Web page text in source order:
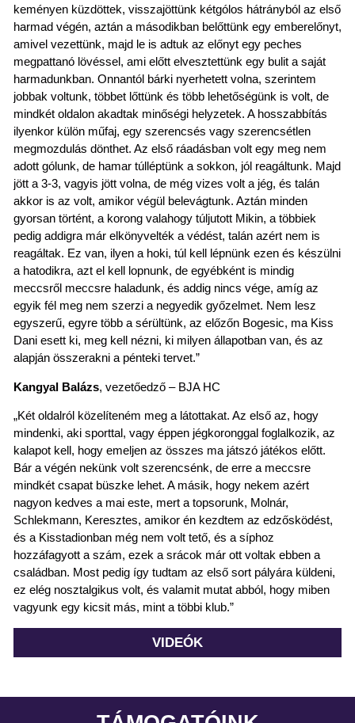
keményen küzdöttek, visszajöttünk kétgólos hátrányból az első
harmad végén, aztán a másodikban belőttünk egy emberelőnyt,
amivel vezettünk, majd le is adtuk az előnyt egy peches
megpattanó lövéssel, ami előtt elvesztettünk egy bulit a saját
harmadunkban. Onnantól bárki nyerhetett volna, szerintem
jobbak voltunk, többet lőttünk és több lehetőségünk is volt, de
mindkét oldalon akadtak minőségi helyzetek. A hosszabbítás
ilyenkor külön műfaj, egy szerencsés vagy szerencsétlen
megmozdulás dönthet. Az első ráadásban volt egy meg nem
adott gólunk, de hamar túlléptünk a sokkon, jól reagáltunk. Majd
jött a 3-3, vagyis jött volna, de még vizes volt a jég, és talán
akkor is az volt, amikor végül belevágtunk. Aztán minden
gyorsan történt, a korong valahogy túljutott Mikin, a többiek
pedig addigra már elkönyvelték a védést, talán azért nem is
reagáltak. Ez van, ilyen a hoki, túl kell lépnünk ezen és készülni
a hatodikra, azt el kell lopnunk, de egyébként is mindig
meccsről meccsre haladunk, és addig nincs vége, amíg az
egyik fél meg nem szerzi a negyedik győzelmet. Nem lesz
egyszerű, egyre több a sérültünk, az előzőn Bogesic, ma Kiss
Dani esett ki, meg kell nézni, ki milyen állapotban van, és az
alapján összerakni a pénteki tervet.”
Kangyal Balázs, vezetőedző – BJA HC
„Két oldalról közelíteném meg a látottakat. Az első az, hogy
mindenki, aki sporttal, vagy éppen jégkoronggal foglalkozik, az
kalapot kell, hogy emeljen az összes ma játszó játékos előtt.
Bár a végén nekünk volt szerencsénk, de erre a meccsre
mindkét csapat büszke lehet. A másik, hogy nekem azért
nagyon kedves a mai este, mert a topsorunk, Molnár,
Schlekmann, Keresztes, amikor én kezdtem az edzősködést,
és a Kisstadionban még nem volt tető, és a síphoz
hozzáfagyott a szám, ezek a srácok már ott voltak ebben a
családban. Most pedig így tudtam az első sort pályára küldeni,
ez elég nosztalgikus volt, és valamit mutat abból, hogy miben
vagyunk egy kicsit más, mint a többi klub.”
VIDEÓK